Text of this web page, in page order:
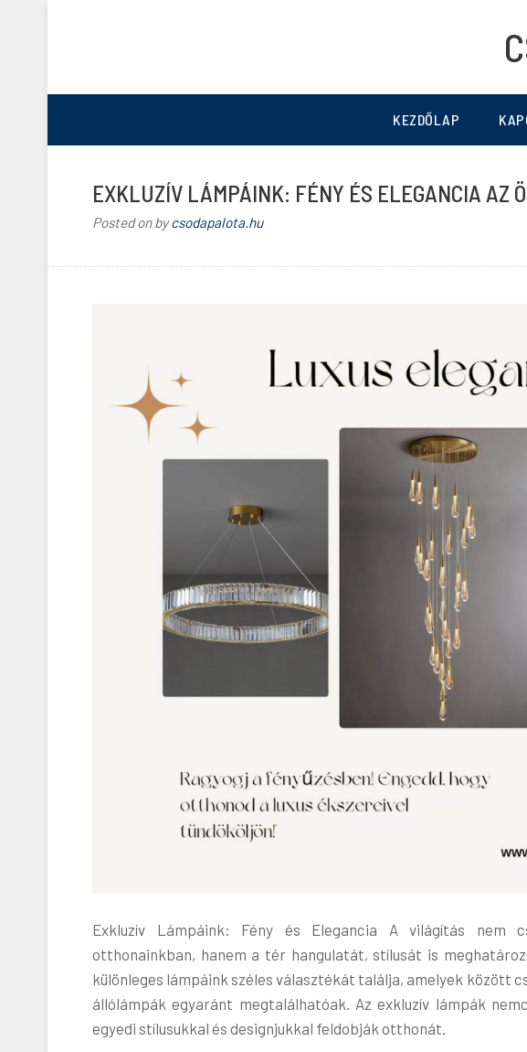
KEZDŐLAP
EXKLUZÍV LÁMPÁINK: FÉNY ÉS ELEGANCIA AZ
Posted onbycsodapalota.hu
Exkluzív Lámpáink: Fény és Elegancia A világítás nem
otthonainkban, hanem a tér hangulatát, stílusát is
különleges lámpáink széles választékát találja, amelyek között
állólámpák egyaránt megtalálhatóak. Az exkluzív lámpák
egyedi stílusukkal és designjukkal feldobják otthonát.